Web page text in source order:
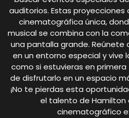
auditorios. Estas
cinematográfica única,
musical se combina con la
una pantalla grande. Reúnete
en un entorno especial y vive
como si estuvieras en
de disfrutarlo en un espacio
¡No te pierdas esta
el talento de Hamilton
cinematográfico